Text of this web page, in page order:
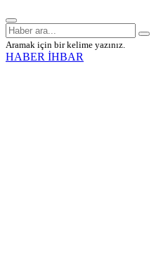
Aramak için bir kelime yazınız.
HABER İHBAR